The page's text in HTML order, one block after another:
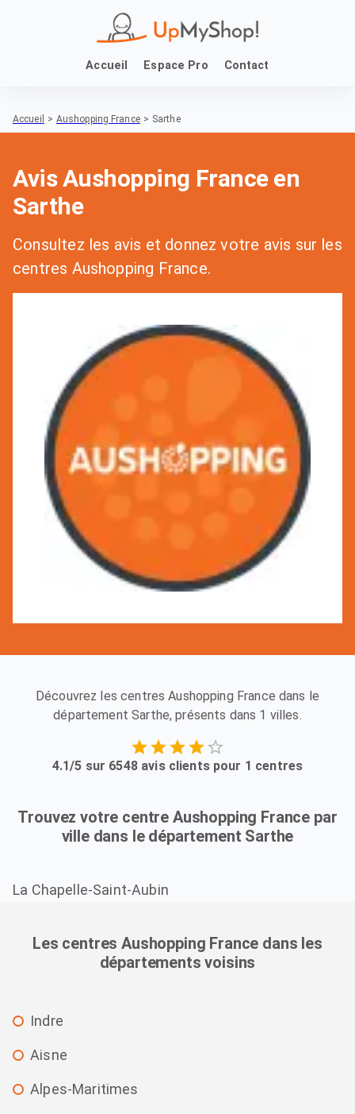
Accueil Espace Pro Contact
Accueil > Aushopping France > Sarthe
Avis Aushopping France en
Sarthe
Consultez les avis et donnez votre avis sur les
centres Aushopping France.
Découvrez les centres Aushopping France dans le
département Sarthe, présents dans 1 villes.
4.1/5 sur 6548 avis clients pour 1 centres
Trouvez votre centre Aushopping France par
ville dans le département Sarthe
La Chapelle-Saint-Aubin
Les centres Aushopping France dans les
départements voisins
Indre
Aisne
Alpes-Maritimes